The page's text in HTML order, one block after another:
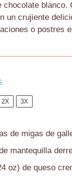
chocolate blanco.
un crujiente
o postres
2X 3X
de migas de
mantequilla
oz) de queso